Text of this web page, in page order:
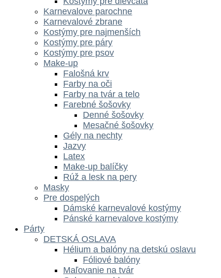
Karnevalove parochne
Karnevalové zbrane
Kostýmy pre najmenších
Kostýmy pre páry
Kostýmy pre psov
Make-up
Falošná krv
Farby na oči
Farby na tvár a telo
Farebné šošovky
Denné šošovky
Mesačné šošovky
Gély na nechty
Jazvy
Latex
Make-up balíčky
Rúž a lesk na pery
Masky
Pre dospelých
Dámské karnevalové kostýmy
Pánské karnevalove kostýmy
Párty
DETSKÁ OSLAVA
Hélium a balóny na detskú oslavu
Fóliové balóny
Maľovanie na tvár